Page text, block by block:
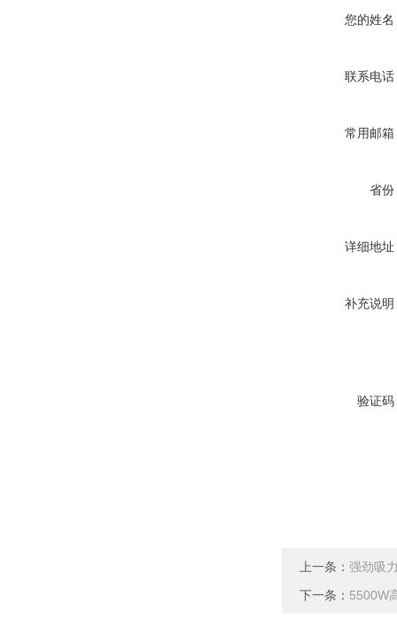
您的姓名
联系电话
常用邮箱
省份
详细地址
补充说明
验证码
上一条： 强劲吸
下一条： 5500W